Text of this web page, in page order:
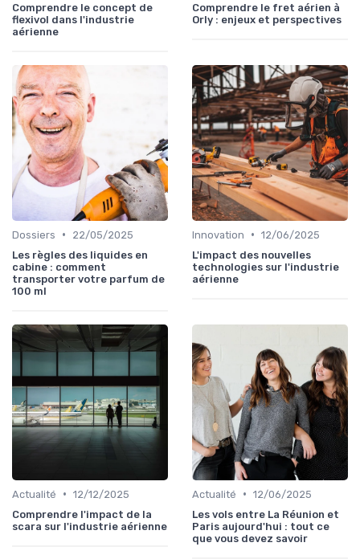
Comprendre le concept de
flexivol dans l'industrie
aérienne
Comprendre le fret aérien à
Orly : enjeux et perspectives
Dossiers •
22/05/2025
Les règles des liquides en
cabine : comment
transporter votre parfum de
100 ml
Innovation • 12/06/2025
L'impact des nouvelles
technologies sur l'industrie
aérienne
Actualité • 12/12/2025
Comprendre l'impact de la
scara sur l'industrie aérienne
Actualité • 12/06/2025
Les vols entre La Réunion et
Paris aujourd'hui : tout ce
que vous devez savoir